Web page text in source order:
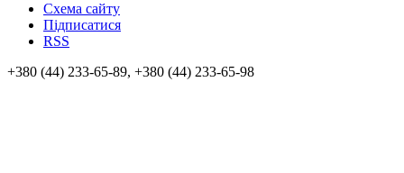
Схема сайту
Підписатися
RSS
+380 (44) 233-65-89, +380 (44) 233-65-98